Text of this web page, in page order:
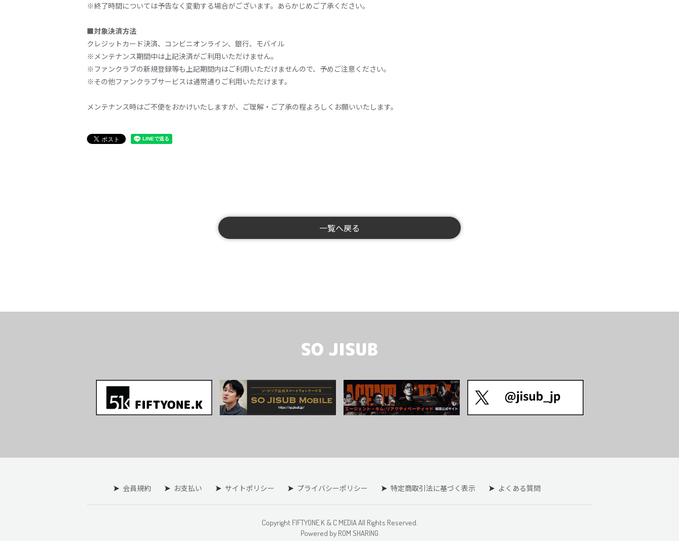
※終了時間については予告なく変動する場合がございます。あらかじめご了承ください。
■対象決済方法
クレジットカード決済、コンビニオンライン、銀行、モバイル
※メンテナンス期間中は上記決済がご利用いただけません。
※ファンクラブの新規登録等も上記期間内はご利用いただけませんので、予めご注意ください。
※その他ファンクラブサービスは通常通りご利用いただけます。
メンテナンス時はご不便をおかけいたしますが、ご理解・ご了承の程よろしくお願いいたします。
一覧へ戻る
会員規約 お支払い サイトポリシー プライバシーポリシー 特定商取引法に基づく表示 よくある質問
Copyright FIFTYONE.K & C MEDIA All Rights Reserved.
Powered by ROM SHARING